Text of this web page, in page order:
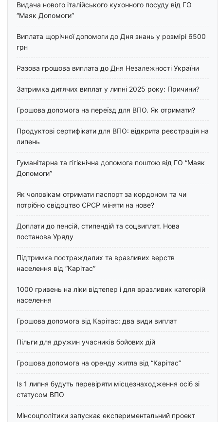
Видача нового італійського кухонного посуду від ГО
“Маяк Допомоги”
Виплата щорічної допомоги до Дня знань у розмірі 6500
грн
Разова грошова виплата до Дня Незалежності України
Затримка дитячих виплат у липні 2025 року: Причини?
Грошова допомога на переїзд для ВПО. Як отримати?
Продуктові сертифікати для ВПО: відкрита реєстрація на
липень
Гуманітарна та гігієнічна допомога поштою від ГО “Маяк
Допомоги”
Як чоловікам отримати паспорт за кордоном та чи
потрібно свідоцтво СРСР міняти на нове?
Доплати до пенсій, стипендій та соцвиплат. Нова
постанова Уряду
Підтримка постраждалих та вразливих верств
населення від “Карітас”
1000 гривень на ліки відтепер і для вразливих категорій
населення
Грошова допомога від Карітас: два види виплат
Пільги для дружин учасників бойових дій
Грошова допомога на оренду житла від “Карітас”
Із 1 липня будуть перевіряти місцезнаходження осіб зі
статусом ВПО
Мінсоцполітики запускає експериментальний проект